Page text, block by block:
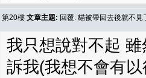
第20樓 文章主題: 回覆: 貓被帶回去後就不
我只想說對不起
訴我(我想不會有